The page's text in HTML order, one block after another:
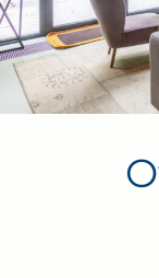
Apartament
standardzie,
elegancka